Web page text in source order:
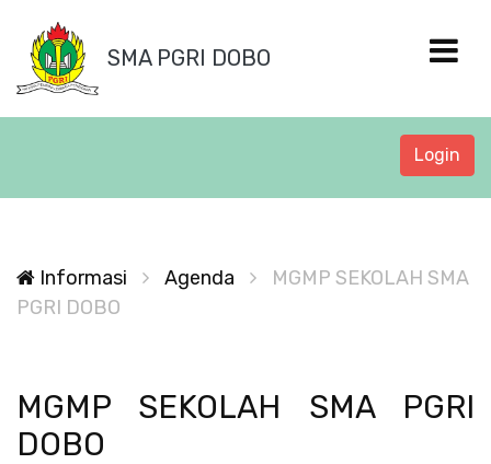
SMA PGRI DOBO
Login
Informasi Agenda
MGMP SEKOLAH SMA
PGRI DOBO
MGMP SEKOLAH SMA PGRI
DOBO